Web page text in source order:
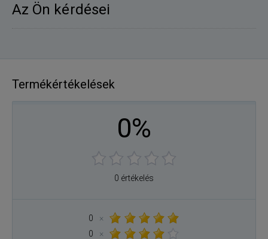
Az Ön kérdései
Termékértékelések
0%
0 értékelés
0
×
0
×